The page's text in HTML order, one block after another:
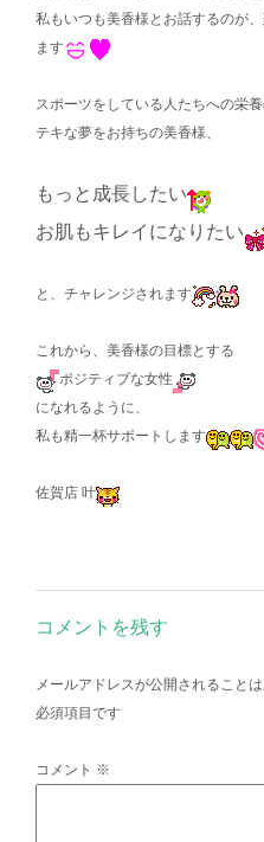
私もいつも美香様とお話するのが
ます
スポーツをしている人たちへの栄
テキな夢をお持ちの美香様、
もっと成長したい
お肌もキレイになりたい
と、チャレンジされます
これから、美香様の目標とする
ポジティブな女性
になれるように、
私も精一杯サポートします
佐賀店 叶
コメントを残す
メールアドレスが公開されることは
必須項目です
コメント ※